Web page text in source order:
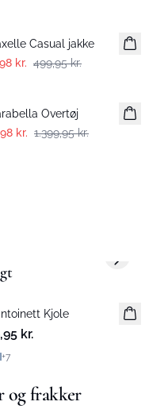
Casual jakke
kr. 499,95 kr.
Overtøj
kr. 1.399,95 kr.
Kjole
kr.
+7
Next
og frakker